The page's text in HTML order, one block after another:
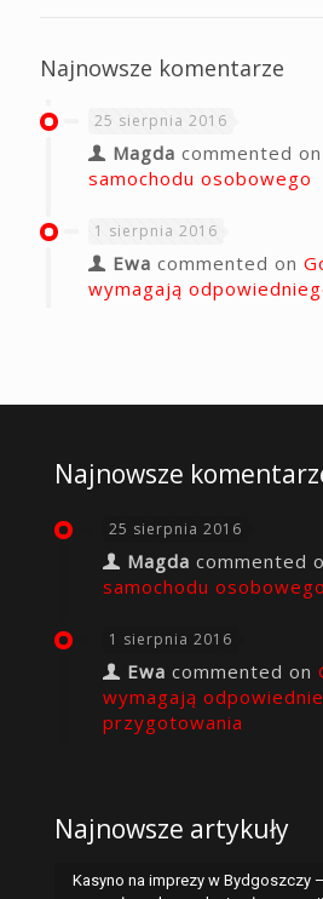
Najnowsze komentarze
25 sierpnia 2016
Magda commented on
samochodu osobowego
1 sierpnia 2016
Ewa commented on
wymagają
Najnowsze
25 sierpnia 2016
Magda commented
samochodu osobowego
1 sierpnia 2016
Ewa commented on
wymagają
przygotowania
Najnowsze artykuły
Kasyno na imprezy w Bydgoszczy